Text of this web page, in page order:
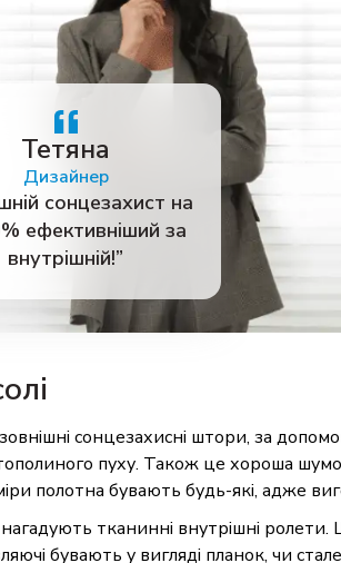
Тетяна
Дизайнер
сонцезахист на
ефективніший за
внутрішній!”
сонцезахисні штори, за
пуху. Також це хороша
полотна бувають будь-які, адже
тканинні внутрішні ролети.
бувають у вигляді планок, чи